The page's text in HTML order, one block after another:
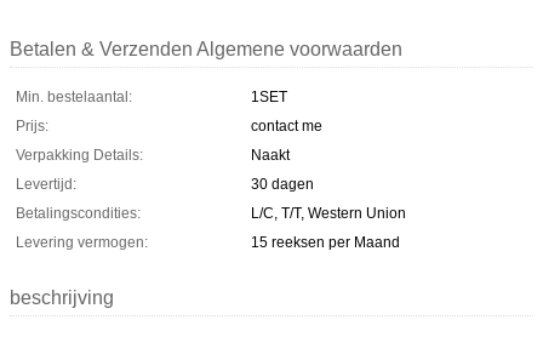
Betalen & Verzenden Algemene voorwaarden
Min. bestelaantal:
1SET
Prijs:
contact me
Verpakking Details:
Naakt
Levertijd:
30 dagen
Betalingscondities:
L/C, T/T, Western Union
Levering vermogen:
15 reeksen per Maand
beschrijving